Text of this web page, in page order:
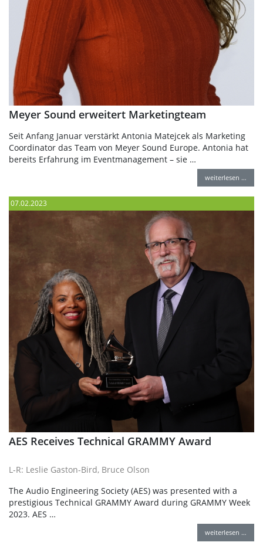
Meyer Sound erweitert Marketingteam
Seit Anfang Januar verstärkt Antonia Matejcek als Marketing
Coordinator das Team von Meyer Sound Europe. Antonia hat
bereits Erfahrung im Eventmanagement – sie …
weiterlesen …
07.02.2023
AES Receives Technical GRAMMY Award
L-R: Leslie Gaston-Bird, Bruce Olson
The Audio Engineering Society (AES) was presented with a
prestigious Technical GRAMMY Award during GRAMMY Week
2023. AES …
weiterlesen …